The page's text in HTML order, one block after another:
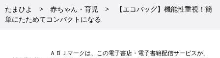
たまひよ 赤ちゃん・育児
【エコバッグ】機能性重視！簡
単にたためてコンパクトになる
ＡＢＪマークは、この電子書店・電子書籍配信サービスが、